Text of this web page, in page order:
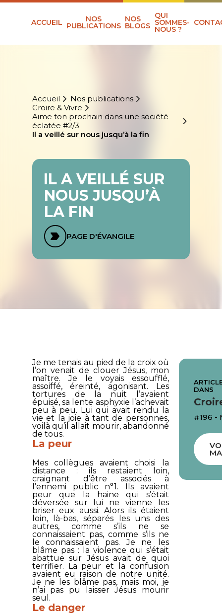
ACCUEIL NOS
PUBLICATIONS
NOS
BLOGS
QUI
SOMMES-
NOUS ?
Accueil
Nos publications
Croire & Vivre
Aime ton prochain dans une société
éclatée #2/3
Il a veillé sur nous jusqu’à la fin
IL A VEILLÉ SUR
NOUS JUSQU’À
LA FIN
PAGE D'ÉVANGILE
Je me tenais au pied de la croix où
l’on venait de clouer Jésus, mon
maître. Je le voyais essoufflé,
assoiffé, éreinté, agonisant. Les
tortures de la nuit l’avaient
épuisé, sa lente asphyxie l’achevait
peu à peu. Lui qui avait rendu la
vie et la joie à tant de personnes,
voilà qu’il allait mourir, abandonné
de tous.
La peur
Mes collègues avaient choisi la
distance : ils restaient loin,
craignant d’être associés à
l’ennemi public n°1. Ils avaient
peur que la haine qui s’était
déversée sur lui ne vienne les
briser eux aussi. Alors ils étaient
loin, là-bas, séparés les uns des
autres, comme s’ils ne se
connaissaient pas, comme s’ils ne
le connaissaient pas. Je ne les
blâme pas : la violence qui s’était
abattue sur Jésus avait de quoi
terrifier. La peur et la confusion
avaient eu raison de notre unité.
Je ne les blâme pas, mais moi, je
n’ai pas pu laisser Jésus mourir
seul.
Le danger
DANS
#196 -